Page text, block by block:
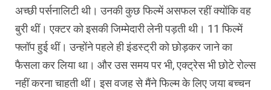
अच्छी पर्सनालिटी थी। उनकी कुछ फिल्में असफल रहीं क्योंकि वह
बुरी थीं। एक्टर को इसकी जिम्मेदारी लेनी पड़ती थी। 11 फिल्में
फ्लॉप हुई थीं। उन्होंने पहले ही इंडस्ट्री को छोड़कर जाने का
फैसला कर लिया था। और उस समय पर भी, एक्ट्रेस भी छोटे रोल्स
नहीं करना चाहती थीं। इस वजह से मैंने फिल्म के लिए जया बच्चन